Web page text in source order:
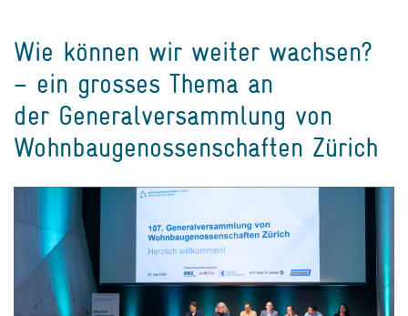
Wie können wir weiter wachsen?
– ein grosses Thema an
der Generalversammlung von
Wohnbaugenossenschaften Zürich